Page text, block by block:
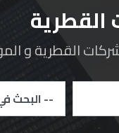
القطرية
القطرية و